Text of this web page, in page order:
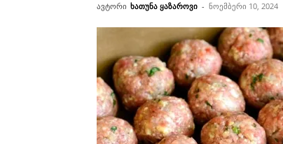
ავტორი ხათუნა ყაზაროვი - ნოემბერი 10, 2024